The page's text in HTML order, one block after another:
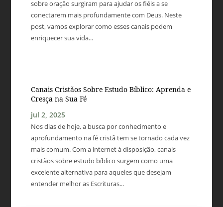
sobre oração surgiram para ajudar os fiéis a se
conectarem mais profundamente com Deus. Neste
post, vamos explorar como esses canais podem
enriquecer sua vida...
Canais Cristãos Sobre Estudo Bíblico: Aprenda e
Cresça na Sua Fé
jul 2, 2025
Nos dias de hoje, a busca por conhecimento e
aprofundamento na fé cristã tem se tornado cada vez
mais comum. Com a internet à disposição, canais
cristãos sobre estudo bíblico surgem como uma
excelente alternativa para aqueles que desejam
entender melhor as Escrituras...